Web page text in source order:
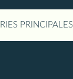
PRINCIPALES